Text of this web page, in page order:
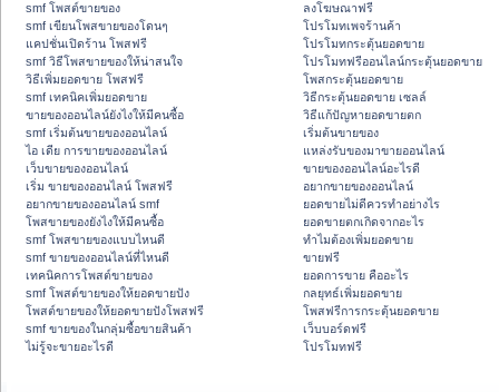
smf โพสต์ขายของ
smf เขียนโพสขายของโดนๆ
แคปชั่นเปิดร้าน โพสฟรี
smf วิธีโพสขายของให้น่าสนใจ
วิธีเพิ่มยอดขาย โพสฟรี
smf เทคนิคเพิ่มยอดขาย
ขายของออนไลน์ยังไงให้มีคนซื้อ
smf เริ่มต้นขายของออนไลน์
ไอ เดีย การขายของออนไลน์
เว็บขายของออนไลน์
เริ่ม ขายของออนไลน์ โพสฟรี
อยากขายของออนไลน์ smf
โพสขายของยังไงให้มีคนซื้อ
smf โพสขายของแบบไหนดี
smf ขายของออนไลน์ที่ไหนดี
เทคนิคการโพสต์ขายของ
smf โพสต์ขายของให้ยอดขายปัง
โพสต์ขายของให้ยอดขายปังโพสฟรี
smf ขายของในกลุ่มซื้อขายสินค้า
ไม่รู้จะขายอะไรดี
ลงโฆษณาฟรี
โปรโมทเพจร้านค้า
โปรโมทกระตุ้นยอดขาย
โปรโมทฟรีออนไลน์กระตุ้นยอดขาย
โพสกระตุ้นยอดขาย
วิธีกระตุ้นยอดขาย เซลล์
วิธีแก้ปัญหายอดขายตก
เริ่มต้นขายของ
แหล่งรับของมาขายออนไลน์
ขายของออนไลน์อะไรดี
อยากขายของออนไลน์
ยอดขายไม่ดีควรทำอย่างไร
ยอดขายตกเกิดจากอะไร
ทำไมต้องเพิ่มยอดขาย
ขายฟรี
ยอดการขาย คืออะไร
กลยุทธ์เพิ่มยอดขาย
โพสฟรีการกระตุ้นยอดขาย
เว็บบอร์ดฟรี
โปรโมทฟรี